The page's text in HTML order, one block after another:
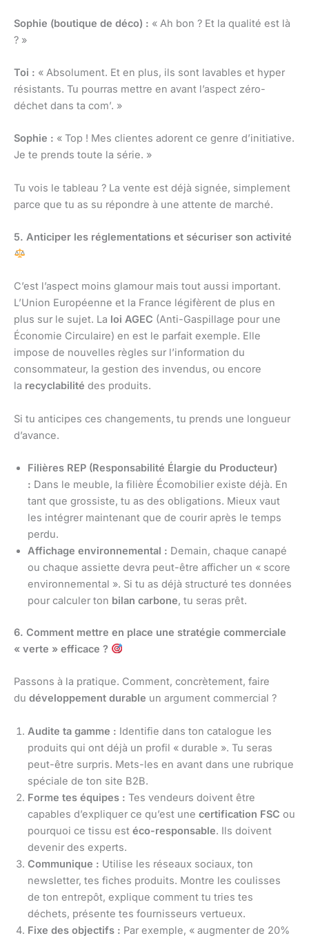
Sophie (boutique de déco) : « Ah bon ? Et la qualité est là
? »
Toi : « Absolument. Et en plus, ils sont lavables et hyper
résistants. Tu pourras mettre en avant l’aspect zéro-
déchet dans ta com’. »
Sophie : « Top ! Mes clientes adorent ce genre d’initiative.
Je te prends toute la série. »
Tu vois le tableau ? La vente est déjà signée, simplement
parce que tu as su répondre à une attente de marché.
5. Anticiper les réglementations et sécuriser son activité
C’est l’aspect moins glamour mais tout aussi important.
L’Union Européenne et la France légifèrent de plus en
plus sur le sujet. La loi AGEC (Anti-Gaspillage pour une
Économie Circulaire) en est le parfait exemple. Elle
impose de nouvelles règles sur l’information du
consommateur, la gestion des invendus, ou encore
la recyclabilité des produits.
Si tu anticipes ces changements, tu prends une longueur
d’avance.
Filières REP (Responsabilité Élargie du Producteur)
: Dans le meuble, la filière Écomobilier existe déjà. En
tant que grossiste, tu as des obligations. Mieux vaut
les intégrer maintenant que de courir après le temps
perdu.
Affichage environnemental : Demain, chaque canapé
ou chaque assiette devra peut-être afficher un « score
environnemental ». Si tu as déjà structuré tes données
pour calculer ton bilan carbone, tu seras prêt.
6. Comment mettre en place une stratégie commerciale
« verte » efficace ?
Passons à la pratique. Comment, concrètement, faire
du développement durable un argument commercial ?
Audite ta gamme : Identifie dans ton catalogue les
produits qui ont déjà un profil « durable ». Tu seras
peut-être surpris. Mets-les en avant dans une rubrique
spéciale de ton site B2B.
Forme tes équipes : Tes vendeurs doivent être
capables d’expliquer ce qu’est une certification FSC ou
pourquoi ce tissu est éco-responsable. Ils doivent
devenir des experts.
Communique : Utilise les réseaux sociaux, ton
newsletter, tes fiches produits. Montre les coulisses
de ton entrepôt, explique comment tu tries tes
déchets, présente tes fournisseurs vertueux.
Fixe des objectifs : Par exemple, « augmenter de 20%